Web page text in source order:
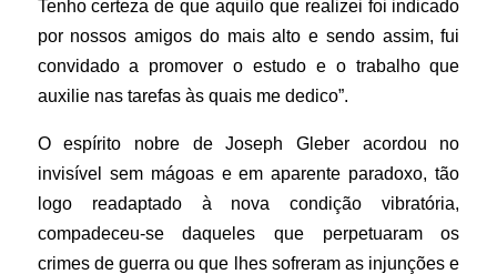
Tenho certeza de que aquilo que realizei foi indicado
por nossos amigos do mais alto e sendo assim, fui
convidado a promover o estudo e o trabalho que
auxilie nas tarefas às quais me dedico”.
O espírito nobre de Joseph Gleber acordou no
invisível sem mágoas e em aparente paradoxo, tão
logo readaptado à nova condição vibratória,
compadeceu-se daqueles que perpetuaram os
crimes de guerra ou que lhes sofreram as injunções e